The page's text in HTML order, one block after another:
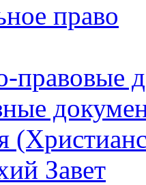
право
правовые
Завет